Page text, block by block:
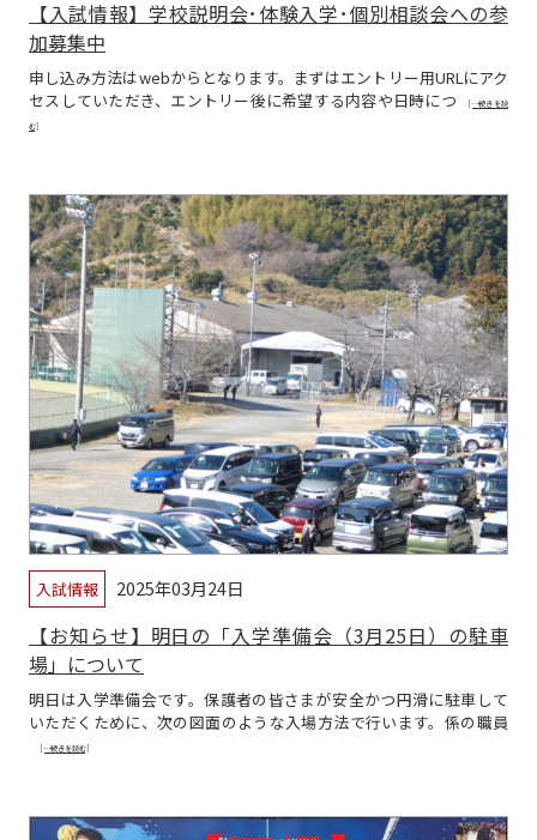
【入試情報】学校説明会･体験入学･個別相談会への参
加募集中
申し込み方法はwebからとなります。まずはエントリー用URLにアク
セスしていただき、エントリー後に希望する内容や日時につ
[…続きを読
む]
入試情報 2025年03月24日
【お知らせ】明日の「入学準備会（3月25日）の駐車
場」について
明日は入学準備会です。保護者の皆さまが安全かつ円滑に駐車して
いただくために、次の図面のような入場方法で行います。係の職員
[…続きを読む]